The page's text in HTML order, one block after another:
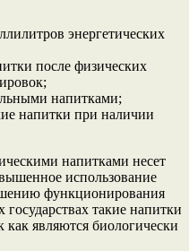
энергетических
после физических
напитками;
напитки при наличии
напитками несет
использование
функционирования
такие напитки
как являются биологически